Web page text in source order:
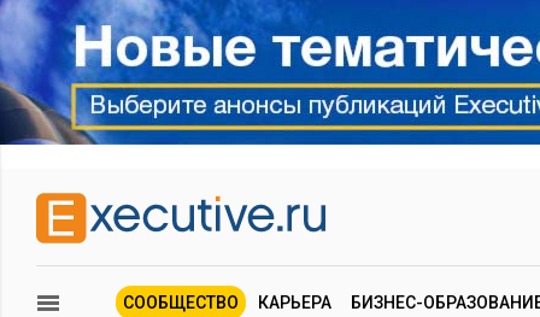
СООБЩЕСТВО КАРЬЕРА БИЗНЕС-